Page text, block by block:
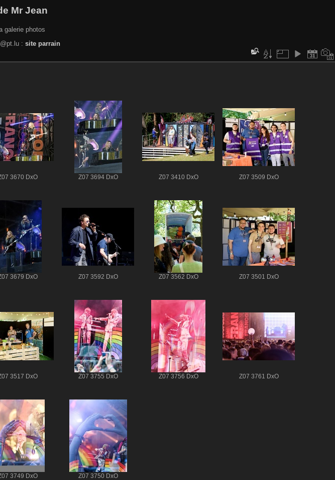
Mr Jean
galerie photos
: site parrain
3670 DxO Z07 3694 DxO Z07 3410 DxO Z07 3509 DxO
3679 DxO Z07 3592 DxO Z07 3562 DxO Z07 3501 DxO
3517 DxO Z07 3755 DxO Z07 3756 DxO Z07 3761 DxO
3749 DxO Z07 3750 DxO